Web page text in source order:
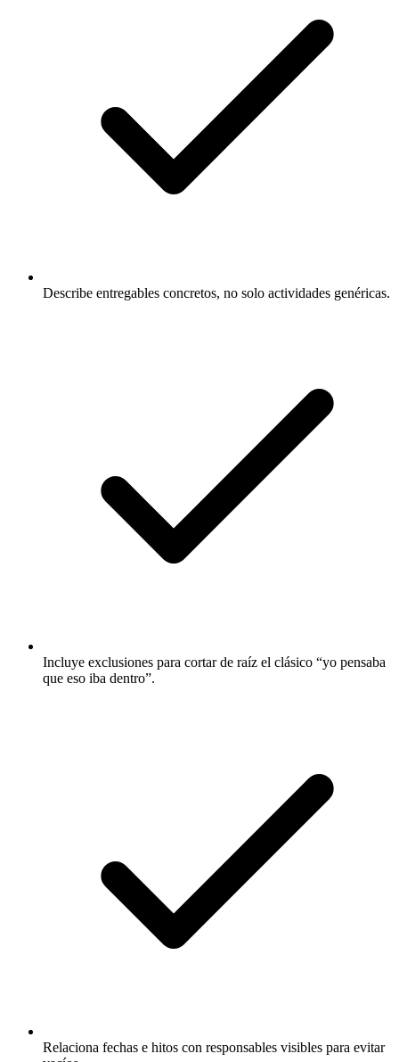
Describe entregables concretos, no solo actividades genéricas.
Incluye exclusiones para cortar de raíz el clásico “yo pensaba
que eso iba dentro”.
Relaciona fechas e hitos con responsables visibles para evitar